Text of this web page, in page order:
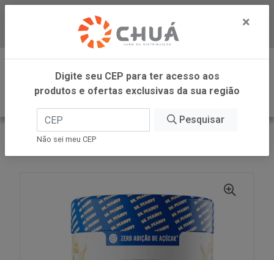
Baixe já nosso APP
0
INÍCIO
×
Digite seu CEP para ter acesso aos
produtos e ofertas exclusivas da sua região
Pesquisar
Não sei meu CEP